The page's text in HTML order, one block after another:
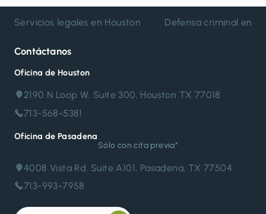
Servicios legales en Houston Defensa criminal en
Contáctanos
Oficina de Houston
2190 N Loop W, Suite 300, Houston TX 77018
713-568-5381
Oficina de Pasadena
Sólo con cita previa*
4008 Vista Rd. Suite A101, Pasadena, TX 77504
713-993-7958